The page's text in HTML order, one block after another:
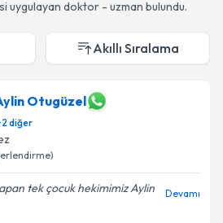
uygulayan doktor - uzman bulundu.
Akıllı Sıralama
Otugüzel
2 diğer
tek çocuk hekimimiz Aylin
Devamı